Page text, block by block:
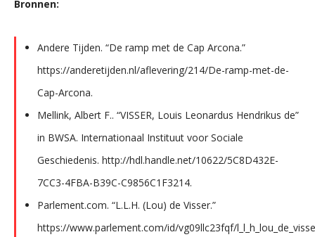
Bronnen:
Andere Tijden. “De ramp met de Cap Arcona.”
https://anderetijden.nl/aflevering/214/De-ramp-met-de-
Cap-Arcona.
Mellink, Albert F.. “VISSER, Louis Leonardus Hendrikus de”
in BWSA. Internationaal Instituut voor Sociale
Geschiedenis. http://hdl.handle.net/10622/5C8D432E-
7CC3-4FBA-B39C-C9856C1F3214.
Parlement.com. “L.L.H. (Lou) de Visser.”
https://www.parlement.com/id/vg09llc23fqf/